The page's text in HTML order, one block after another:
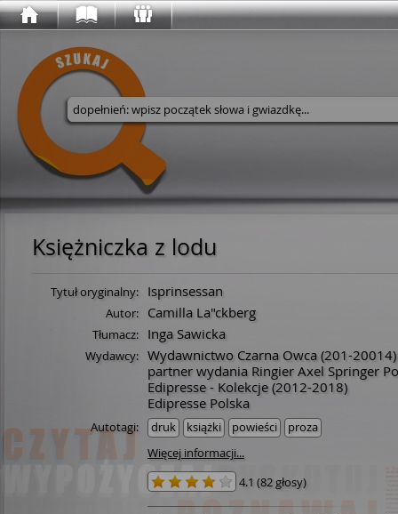
Wyszukaj w serwisie
Księżniczka z lodu
Tytuł oryginalny: Isprinsessan
Autor: Camilla La"ckberg
Tłumacz: Inga Sawicka
Wydawcy: Wydawnictwo Czarna Owca (201-20014)
partner wydania Ringier Axel Springer
Edipresse - Kolekcje (2012-2018)
Edipresse Polska
Autotagi: druk książki powieści
proza
Więcej informacji...
4.1 (82 głosy)